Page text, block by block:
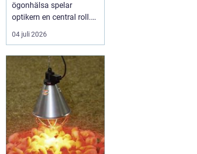
ögonhälsa spelar
optikern en central roll.
Genom att regelbundet
besöka en optiker kan
kontrollerad, rådgivning
om synhjälpmedel samt
upprätthålla en god
ögonh&...
04 juli 2026